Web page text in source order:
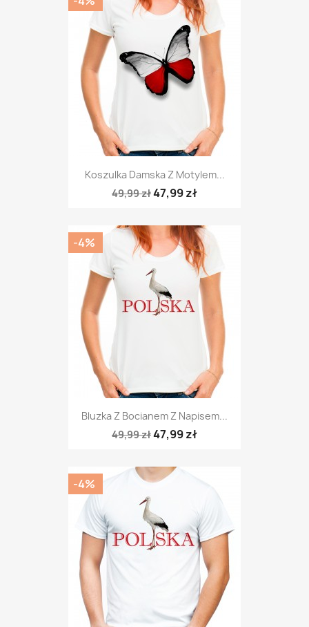
Koszulka Damska Z Motylem...
49,99 zł47,99 zł
Bluzka Z Bocianem Z Napisem...
49,99 zł47,99 zł
-4%
-4%